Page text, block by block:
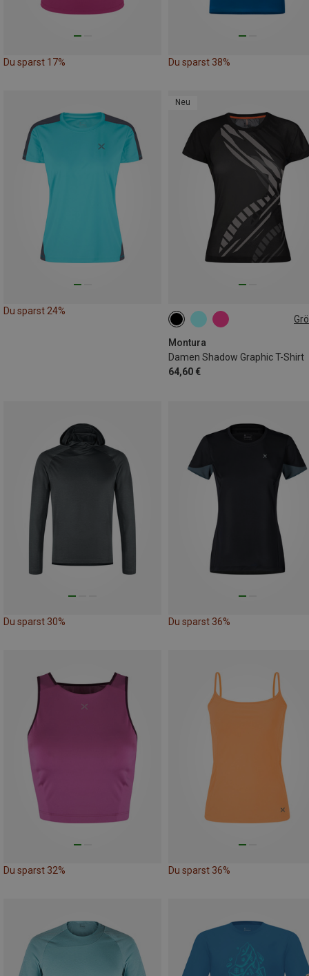
Du sparst 17% Du sparst 38%
Du sparst 24%
Neu
Montura
Damen Shadow Graphic T-Shirt
64,60 €
XS S M
Du sparst 30% Du sparst 36%
Du sparst 32% Du sparst 36%